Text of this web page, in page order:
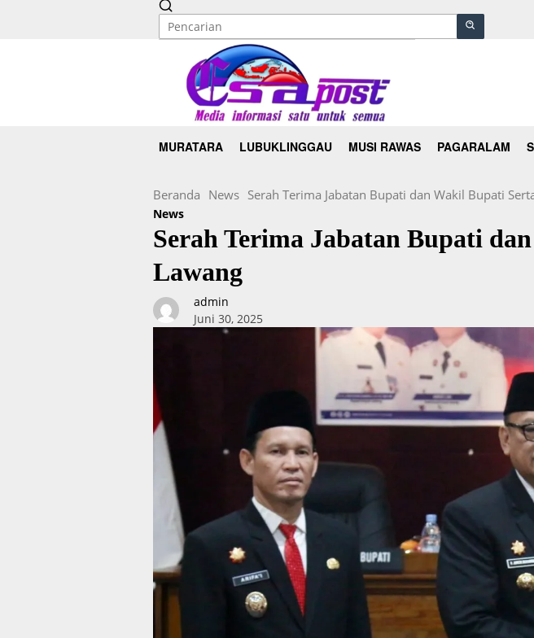
MURATARA LUBUKLINGGAU MUSI RAWAS PAGARALAM
Beranda News Serah Terima Jabatan Bupati dan Wakil Bupati
News
Serah Terima Jabatan Bupati
Lawang
admin
Juni 30, 2025